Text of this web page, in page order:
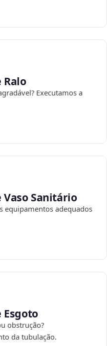
Executamos a
Sanitário
equipamentos adequados
obstrução?
da tubulação.